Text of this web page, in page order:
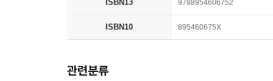
ISBN13 9788954606752
ISBN10 895460675X
관련분류